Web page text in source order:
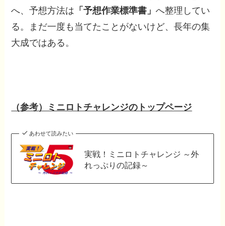
へ、予想方法は 「予想作業標準書」へ整理してい
る。まだ一度も当てたことがないけど、長年の集
大成ではある。
（参考）ミニロトチャレンジのトップページ
あわせて読みたい
実戦！ミニロトチャレンジ ～外
れっぷりの記録～